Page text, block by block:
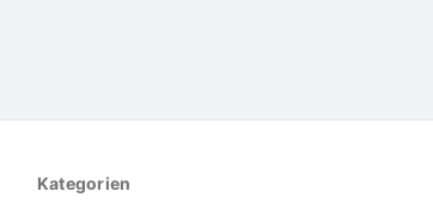
Kategorien